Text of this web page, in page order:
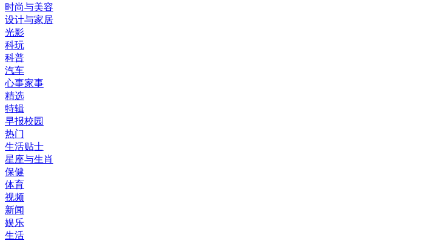
时尚与美容
设计与家居
光影
科玩
科普
汽车
心事家事
精选
特辑
早报校园
热门
生活贴士
星座与生肖
保健
体育
视频
新闻
娱乐
生活